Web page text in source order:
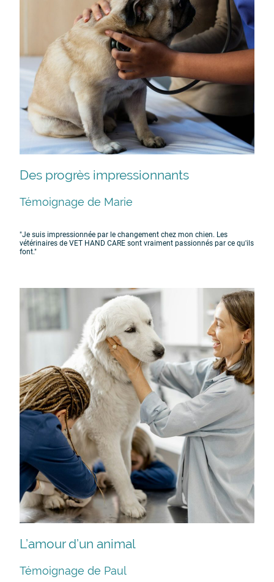
Des progrès impressionnants
Témoignage de Marie
"Je suis impressionnée par le changement chez mon chien. Les
vétérinaires de VET HAND CARE sont vraiment passionnés par ce qu'ils
font."
L’amour d’un animal
Témoignage de Paul